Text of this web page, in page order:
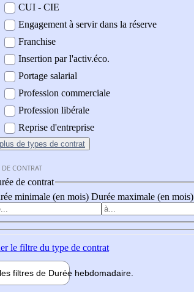
CUI - CIE
Engagement à servir dans la réserve
Franchise
Insertion par l'activ.éco.
Portage salarial
Profession commerciale
Profession libérale
Reprise d'entreprise
de types de contrat
DE CONTRAT
de contrat
minimale (en mois) Durée maximale (en mois)
le filtre du type de contrat
filtres de Durée hebdomadaire